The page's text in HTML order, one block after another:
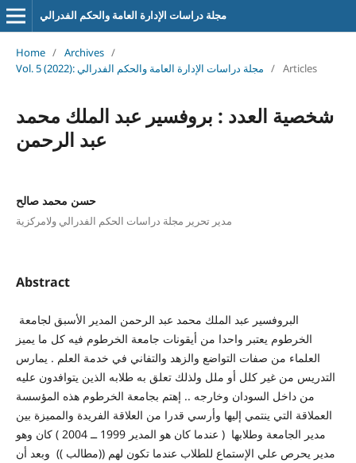
مجلة دراسات الإدارة العامة والحكم الفدرالي
Home / Archives /
Vol. 5 (2022): مجلة دراسات الإدارة العامة والحكم الفدرالي / Articles
شخصية العدد : بروفسير عبد الملك محمد
عبد الرحمن
حسن محمد صالح
مدير تحرير مجلة دراسات الحكم الفدرالي ولامركزية
Abstract
الخرطوم يعتبر واحدا من أيقونات جامعة الخرطوم فيه كل ما يميز
العلماء من صفات التواضع والزهد والتفاني في خدمة العلم . يمارس
التدريس من غير كلل أو ملل ولذلك تعلق به طلابه الذين يتوافدون عليه
من داخل السودان وخارجه .. إهتم بجامعة الخرطوم هذه المؤسسة
العملاقة التي ينتمي إليها وأرسي قدرا من العلاقة الفريدة والمميزة بين
مدير الجامعة وطلابها ( عندما كان هو المدير 1999 ــ 2004 ) كان وهو
مدير يحرص علي الإستماع للطلاب عندما تكون لهم ((مطالب )) وبعد أن